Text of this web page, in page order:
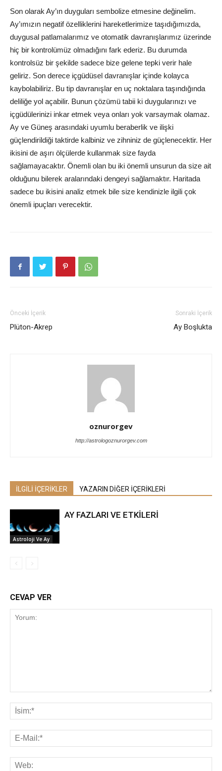
Son olarak Ay’ın duyguları sembolize etmesine değinelim.
Ay’ımızın negatif özelliklerini hareketlerimize taşıdığımızda,
duygusal patlamalarımız ve otomatik davranışlarımız üzerinde
hiç bir kontrolümüz olmadığını fark ederiz. Bu durumda
kontrolsüz bir şekilde sadece bize gelene tepki verir hale
geliriz. Son derece içgüdüsel davranışlar içinde kolayca
kaybolabiliriz. Bu tip davranışlar en uç noktalara taşındığında
deliliğe yol açabilir. Bunun çözümü tabii ki duygularınızı ve
içgüdülerinizi inkar etmek veya onları yok varsaymak olamaz.
Ay ve Güneş arasındaki uyumlu beraberlik ve ilişki
güçlendirildiği taktirde kalbiniz ve zihniniz de güçlenecektir. Her
ikisini de aşırı ölçülerde kullanmak size fayda
sağlamayacaktır. Önemli olan bu iki önemli unsurun da size ait
olduğunu bilerek aralarındaki dengeyi sağlamaktır. Haritada
sadece bu ikisini analiz etmek bile size kendinizle ilgili çok
önemli ipuçları verecektir.
Önceki İçerik
Plüton-Akrep
Sonraki İçerik
Ay Boşlukta
oznurorgev
http://astrologoznurorgev.com
İLGİLİ İÇERİKLER YAZARIN DİĞER İÇERİKLERİ
Astroloji Ve Ay
AY FAZLARI VE ETKİLERİ
CEVAP VER